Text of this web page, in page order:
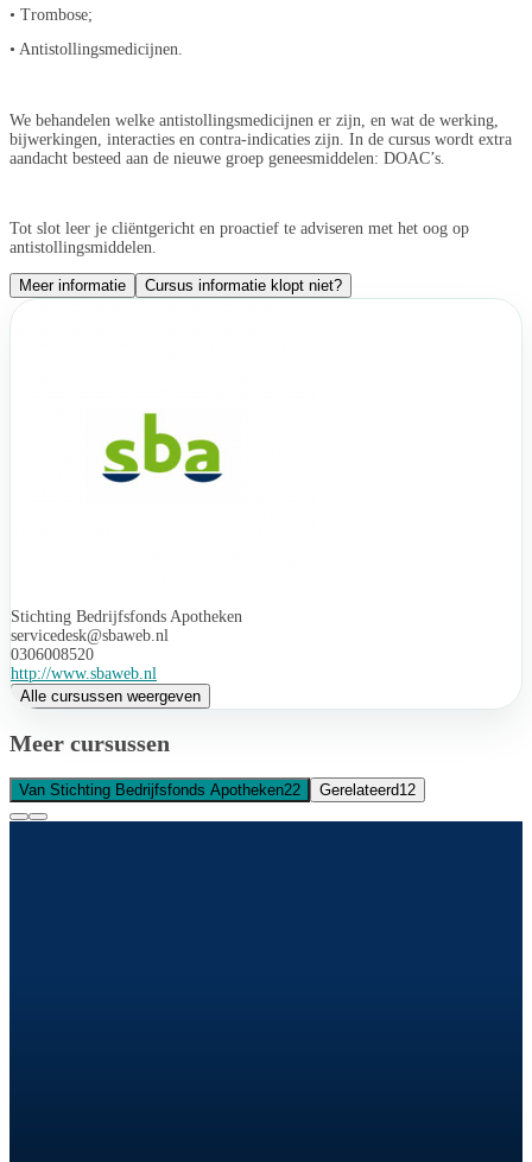
• Trombose;
• Antistollingsmedicijnen.
We behandelen welke antistollingsmedicijnen er zijn, en wat de werking,
bijwerkingen, interacties en contra-indicaties zijn. In de cursus wordt extra
aandacht besteed aan de nieuwe groep geneesmiddelen: DOAC’s.
Tot slot leer je cliëntgericht en proactief te adviseren met het oog op
antistollingsmiddelen.
Meer informatie Cursus informatie klopt niet?
Stichting Bedrijfsfonds Apotheken
servicedesk@sbaweb.nl
0306008520
http://www.sbaweb.nl
Alle cursussen weergeven
Meer cursussen
Van Stichting Bedrijfsfonds Apotheken22 Gerelateerd12